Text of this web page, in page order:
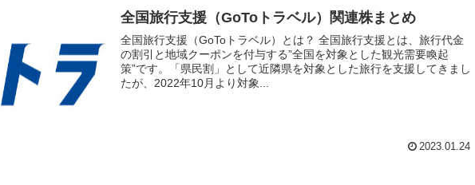
全国旅行支援（GoToトラベル）関連株まとめ
全国旅行支援（GoToトラベル）とは？ 全国旅行支援とは、旅行代金
の割引と地域クーポンを付与する”全国を対象とした観光需要喚起
策”です。「県民割」として近隣県を対象とした旅行を支援してきまし
たが、2022年10月より対象...
2023.01.24